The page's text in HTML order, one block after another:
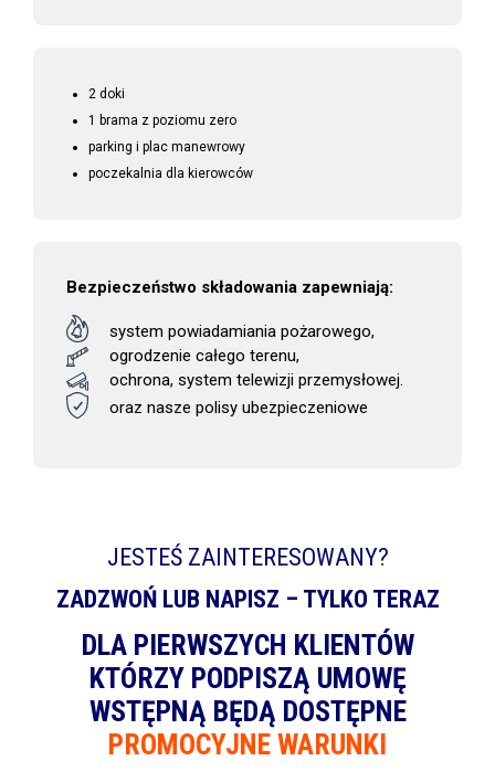
2 doki
1 brama z poziomu zero
parking i plac manewrowy
poczekalnia dla kierowców
Bezpieczeństwo składowania zapewniają:
system powiadamiania pożarowego,
ogrodzenie całego terenu,
ochrona, system telewizji przemysłowej.
oraz nasze polisy ubezpieczeniowe
JESTEŚ ZAINTERESOWANY?
ZADZWOŃ LUB NAPISZ – TYLKO TERAZ
DLA PIERWSZYCH KLIENTÓW
KTÓRZY PODPISZĄ UMOWĘ
WSTĘPNĄ BĘDĄ DOSTĘPNE
PROMOCYJNE WARUNKI